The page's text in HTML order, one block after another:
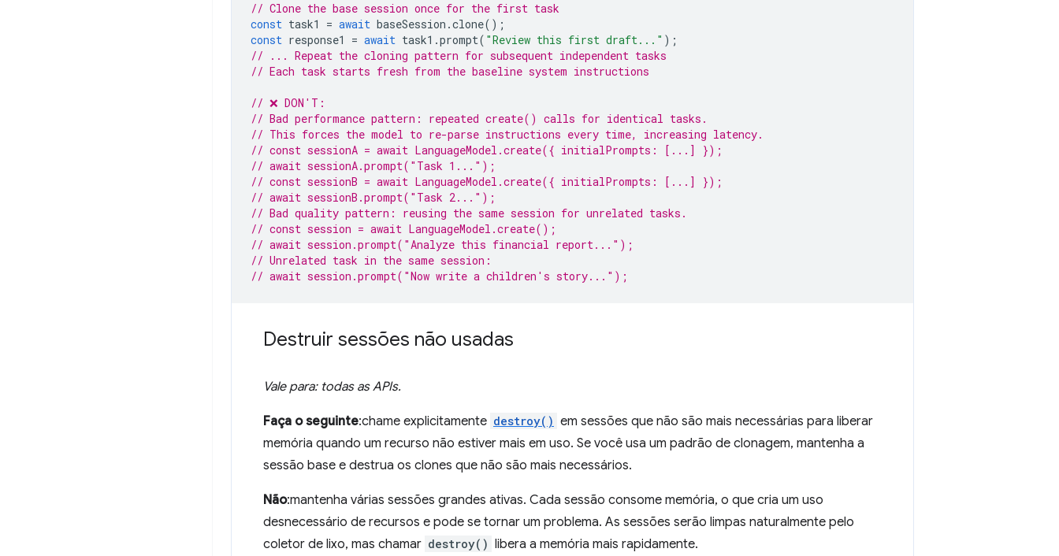
// Clone the base session once for the first task
const task1 = await baseSession .clone();
const response1 = await task1 .prompt( "Review this first draft..." );
// ... Repeat the cloning pattern for subsequent independent tasks
// Each task starts fresh from the baseline system instructions
// ❌ DON'T:
// Bad performance pattern: repeated create() calls for identical tasks.
// This forces the model to re-parse instructions every time, increasing latency.
// const sessionA = await LanguageModel.create({ initialPrompts: [...] });
// await sessionA.prompt("Task 1...");
// const sessionB = await LanguageModel.create({ initialPrompts: [...] });
// await sessionB.prompt("Task 2...");
// Bad quality pattern: reusing the same session for unrelated tasks.
// const session = await LanguageModel.create();
// await session.prompt("Analyze this financial report...");
// Unrelated task in the same session:
// await session.prompt("Now write a children's story...");
Destruir sessões não usadas
Vale para: todas as APIs.
Faça o seguinte:chame explicitamente destroy() em sessões que não são mais necessárias para liberar
memória quando um recurso não estiver mais em uso. Se você usa um padrão de clonagem, mantenha a
sessão base e destrua os clones que não são mais necessários.
Não:mantenha várias sessões grandes ativas. Cada sessão consome memória, o que cria um uso
desnecessário de recursos e pode se tornar um problema. As sessões serão limpas naturalmente pelo
coletor de lixo, mas chamar destroy() libera a memória mais rapidamente.